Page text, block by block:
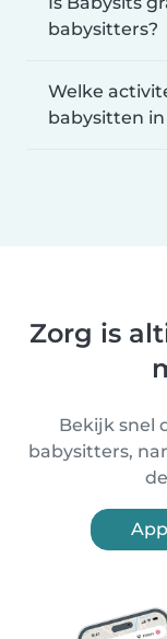
babysitters?
Welke
babysitten
Zorg is
Bekijk snel
babysitters,